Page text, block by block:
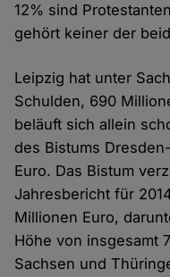
12% sind
gehört keiner der
Leipzig hat unter
Schulden, 690
beläuft sich allein
des Bistums
Euro. Das Bistum
Jahresbericht für
Millionen Euro,
Höhe von insgesamt
Sachsen und